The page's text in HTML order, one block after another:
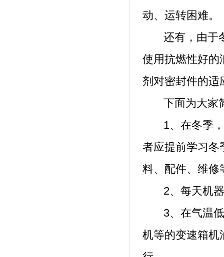
动、运转困难。
还有，由于冬
使用抗燃性好的
剂对密封件的适
下面为大家简
1、在冬季，
者应提前学习冬
料、配件、维修
2、每天机器
3、在气温低
机等的变速箱机